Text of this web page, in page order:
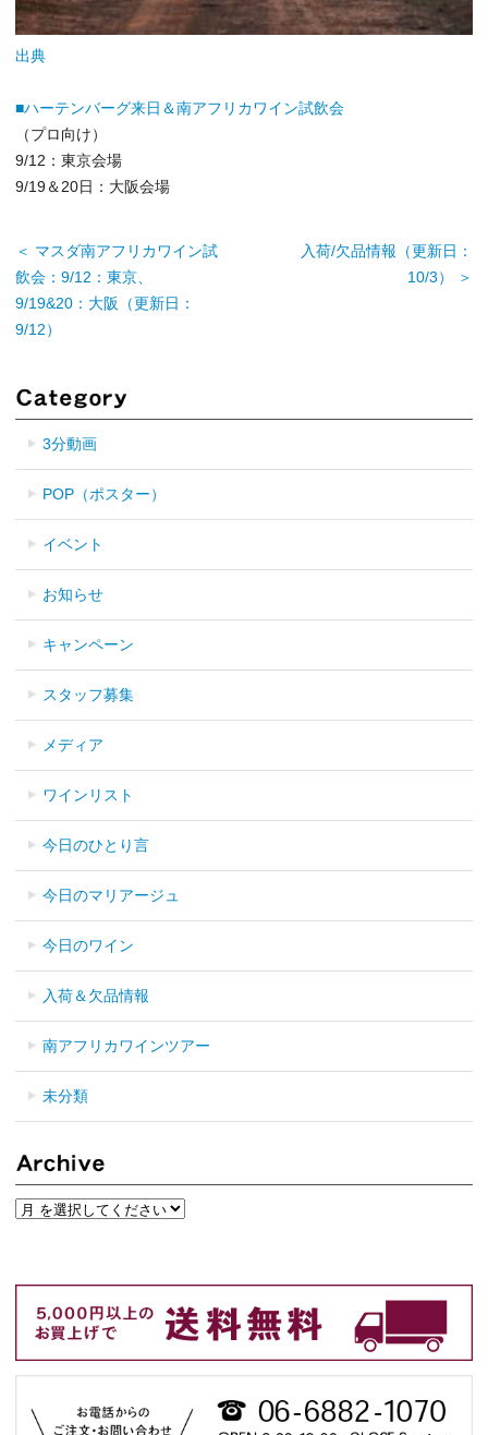
出典
■ハーテンバーグ来日＆南アフリカワイン試飲会
（プロ向け）
9/12：東京会場
9/19＆20日：大阪会場
＜ マスダ南アフリカワイン試
飲会：9/12：東京、
9/19&20：大阪（更新日：
9/12）
入荷/欠品情報（更新日：
10/3） ＞
3分動画
POP（ポスター）
イベント
お知らせ
キャンペーン
スタッフ募集
メディア
ワインリスト
今日のひとり言
今日のマリアージュ
今日のワイン
入荷＆欠品情報
南アフリカワインツアー
未分類